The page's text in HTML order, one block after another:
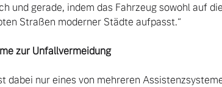
und gerade, indem das Fahrzeug sowohl auf
Straßen moderner Städte aufpasst.“
zur Unfallvermeidung
dabei nur eines von mehreren